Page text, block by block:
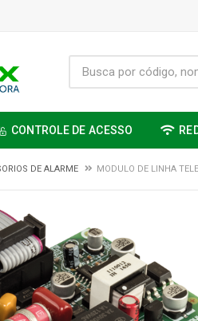
CONTROLE DE ACESSO
DE ALARME MODULO DE LINHA